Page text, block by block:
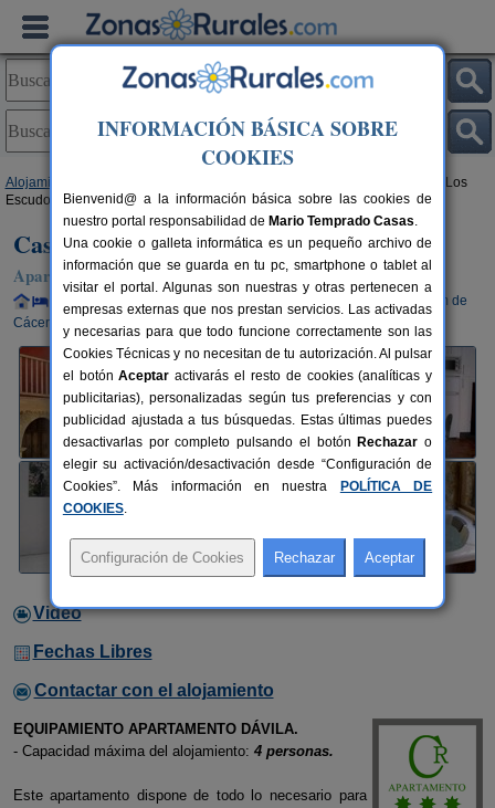
Alojamientos
> Casa de Los
Escudos
Casa de Los Escudos
Apartamentos Rurales en Valverde de La Vera (Cáceres)
Alquiler completo y por habitaciones 2-10+2 plazas
150 km de
Cáceres
Video
Fechas Libres
Contactar con el alojamiento
EQUIPAMIENTO APARTAMENTO DÁVILA.
- Capacidad máxima del alojamiento: 4 personas.
Este apartamento dispone de todo lo necesario para
INFORMACIÓN BÁSICA SOBRE
COOKIES
Bienvenid@ a la información básica sobre las cookies de
nuestro portal responsabilidad de Mario Temprado Casas.
Una cookie o galleta informática es un pequeño archivo de
información que se guarda en tu pc, smartphone o tablet al
visitar el portal. Algunas son nuestras y otras pertenecen a
empresas externas que nos prestan servicios. Las activadas
y necesarias para que todo funcione correctamente son las
Cookies Técnicas y no necesitan de tu autorización. Al pulsar
el botónAceptar activarás el resto de cookies (analíticas y
publicitarias), personalizadas según tus preferencias y con
publicidad ajustada a tus búsquedas. Estas últimas puedes
desactivarlas por completo pulsando el botón Rechazar o
elegir su activación/desactivación desde “Configuración de
Cookies”. Más información en nuestra
POLÍTICA DE
COOKIES.